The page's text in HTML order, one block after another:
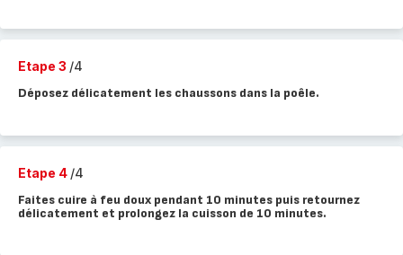
Etape 3 /4
Déposez délicatement les chaussons dans la poêle.
Etape 4 /4
Faites cuire à feu doux pendant 10 minutes puis retournez
délicatement et prolongez la cuisson de 10 minutes.